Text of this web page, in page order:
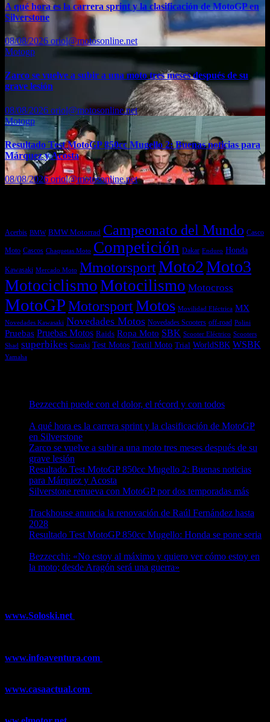
A qué hora es la carrera sprint y la clasificación de MotoGP en
Silverstone
08/08/2026 oriol@motosonline.net
Motogp
Zarco se vuelve a subir a una moto tres meses después de su
grave lesión
08/08/2026 oriol@motosonline.net
Motogp
Resultado Test MotoGP 850cc Mugello 2: Buenas noticias para
Márquez y Acosta
08/08/2026oriol@motosonline.net
Acerbis BMW BMW Motorrad Campeonato del Mundo Casco
Moto Cascos Chaquetas Moto Competición Dakar Enduro Honda
Kawasaki Mercado Moto MmotorsportMoto2Moto3
MotociclismoMotocilismo Motocross
MotoGPMotorsportMotos Movilidad Eléctrica MX
Novedades Kawasaki Novedades Motos Novedades Scooters off-road Polini
Pruebas Pruebas Motos Raids Ropa Moto SBK Scooter Eléctrico Scooters
Shad superbikes Suzuki Test Motos Textil Moto Trial WorldSBK WSBK
Yamaha
Bezzecchi puede con el dolor, el récord y con todos
A qué hora es la carrera sprint y la clasificación de MotoGP
en Silverstone
Zarco se vuelve a subir a una moto tres meses después de su
grave lesión
Resultado Test MotoGP 850cc Mugello 2: Buenas noticias
para Márquez y Acosta
Silverstone renueva con MotoGP por dos temporadas más
Trackhouse anuncia la renovación de Raúl Fernández hasta
2028
Resultado Test MotoGP 850cc Mugello: Honda se pone seria
Bezzecchi: «No estoy al máximo y quiero ver cómo estoy en
la moto; desde Aragón será una guerra»
www.Soloski.net
www.infoaventura.com
www.casaactual.com